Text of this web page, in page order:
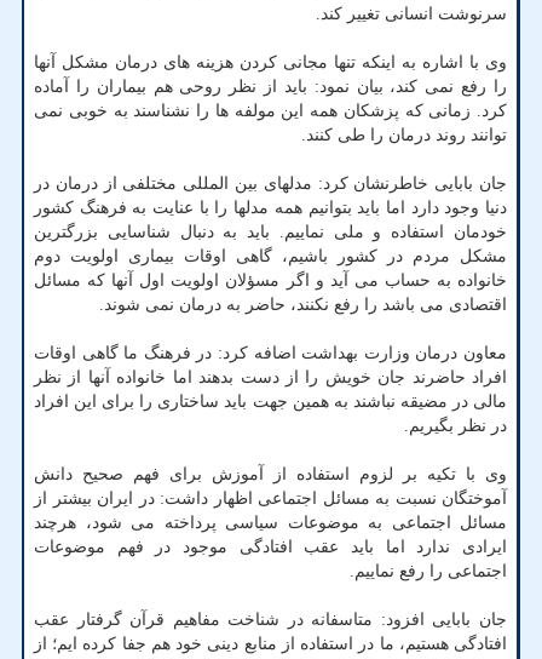
سرنوشت انسانی تغییر کند.
وی با اشاره به اینکه تنها مجانی کردن هزینه های درمان مشکل آنها
را رفع نمی کند، بیان نمود: باید از نظر روحی هم بیماران را آماده
کرد. زمانی که پزشکان همه این مولفه ها را نشناسند به خوبی نمی
توانند روند درمان را طی کنند.
جان بابایی خاطرنشان کرد: مدلهای بین المللی مختلفی از درمان در
دنیا وجود دارد اما باید بتوانیم همه مدلها را با عنایت به فرهنگ کشور
خودمان استفاده و ملی نماییم. باید به دنبال شناسایی بزرگترین
مشکل مردم در کشور باشیم، گاهی اوقات بیماری اولویت دوم
خانواده به حساب می آید و اگر مسؤلان اولویت اول آنها که مسائل
اقتصادی می باشد را رفع نکنند، حاضر به درمان نمی شوند.
معاون درمان وزارت بهداشت اضافه کرد: در فرهنگ ما گاهی اوقات
افراد حاضرند جان خویش را از دست بدهند اما خانواده آنها از نظر
مالی در مضیقه نباشند به همین جهت باید ساختاری را برای این افراد
در نظر بگیریم.
وی با تکیه بر لزوم استفاده از آموزش برای فهم صحیح دانش
آموختگان نسبت به مسائل اجتماعی اظهار داشت: در ایران بیشتر از
مسائل اجتماعی به موضوعات سیاسی پرداخته می شود، هرچند
ایرادی ندارد اما باید عقب افتادگی موجود در فهم موضوعات
اجتماعی را رفع نماییم.
جان بابایی افزود: متاسفانه در شناخت مفاهیم قرآن گرفتار عقب
افتادگی هستیم، ما در استفاده از منابع دینی خود هم جفا کرده ایم؛ از